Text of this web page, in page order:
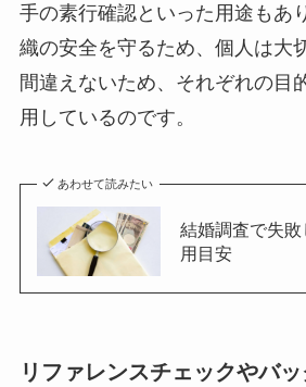
手の素行確認といった用途もあ
織の安全を守るため、個人は大
間違えないため、それぞれの目
用しているのです。
あわせて読みたい
結婚調査で失
用目安
リファレンスチェックやバ